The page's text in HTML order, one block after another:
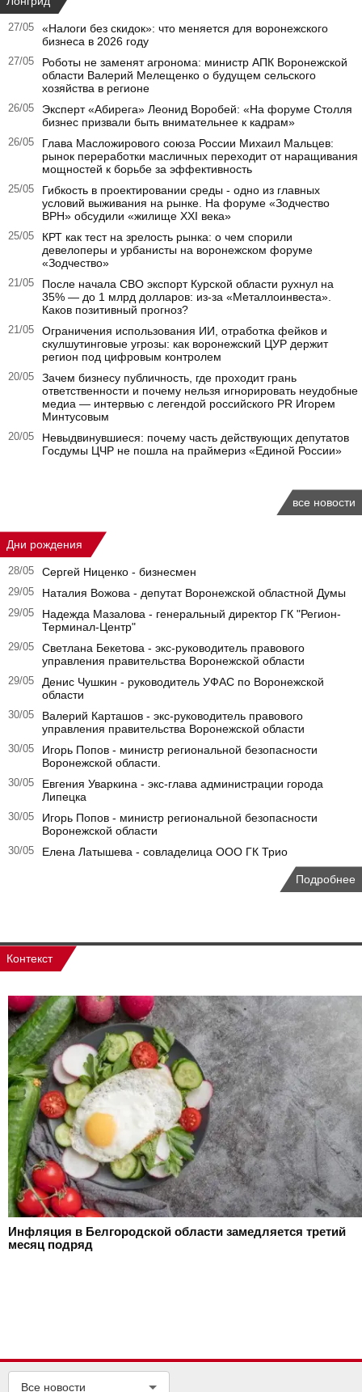
27/05
«Налоги без скидок»: что меняется для воронежского
бизнеса в 2026 году
27/05
Роботы не заменят агронома: министр АПК Воронежской
области Валерий Мелещенко о будущем сельского
хозяйства в регионе
26/05
Эксперт «Абирега» Леонид Воробей: «На форуме Столля
бизнес призвали быть внимательнее к кадрам»
26/05
Глава Масложирового союза России Михаил Мальцев:
рынок переработки масличных переходит от наращивания
мощностей к борьбе за эффективность
25/05
Гибкость в проектировании среды - одно из главных
условий выживания на рынке. На форуме «Зодчество
ВРН» обсудили «жилище XXI века»
25/05
КРТ как тест на зрелость рынка: о чем спорили
девелоперы и урбанисты на воронежском форуме
«Зодчество»
21/05
После начала СВО экспорт Курской области рухнул на
35% — до 1 млрд долларов: из-за «Металлоинвеста».
Каков позитивный прогноз?
21/05
Ограничения использования ИИ, отработка фейков и
скулшутинговые угрозы: как воронежский ЦУР держит
регион под цифровым контролем
20/05
Зачем бизнесу публичность, где проходит грань
ответственности и почему нельзя игнорировать неудобные
медиа — интервью с легендой российского PR Игорем
Минтусовым
20/05
Невыдвинувшиеся: почему часть действующих депутатов
Госдумы ЦЧР не пошла на праймериз «Единой России»
все новости
Дни рождения
28/05 Сергей Ниценко - бизнесмен
29/05 Наталия Вожова - депутат Воронежской областной Думы
29/05
Надежда Мазалова - генеральный директор ГК "Регион-
Терминал-Центр"
29/05
Светлана Бекетова - экс-руководитель правового
управления правительства Воронежской области
29/05
Денис Чушкин - руководитель УФАС по Воронежской
области
30/05
Валерий Карташов - экс-руководитель правового
управления правительства Воронежской области
30/05
Игорь Попов - министр региональной безопасности
Воронежской области.
30/05
Евгения Уваркина - экс-глава администрации города
Липецка
30/05
Игорь Попов - министр региональной безопасности
Воронежской области
30/05 Елена Латышева - совладелица ООО ГК Трио
Подробнее
Контекст
Инфляция в Белгородской области замедляется третий
месяц подряд
Все новости